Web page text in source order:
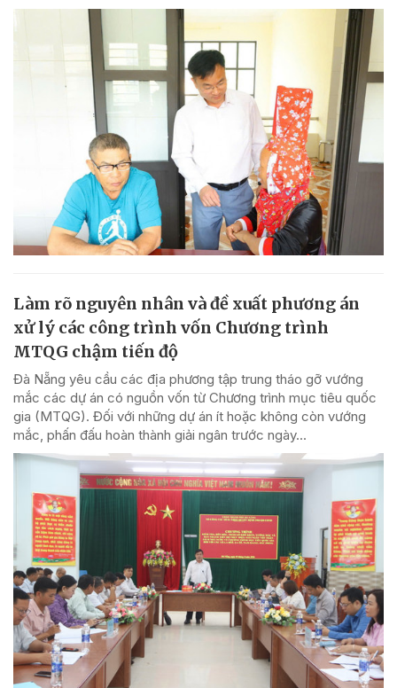
Làm rõ nguyên nhân và đề xuất phương án
xử lý các công trình vốn Chương trình
MTQG chậm tiến độ
Đà Nẵng yêu cầu các địa phương tập trung tháo gỡ vướng
mắc các dự án có nguồn vốn từ Chương trình mục tiêu quốc
gia (MTQG). Đối với những dự án ít hoặc không còn vướng
mắc, phấn đấu hoàn thành giải ngân trước ngày...